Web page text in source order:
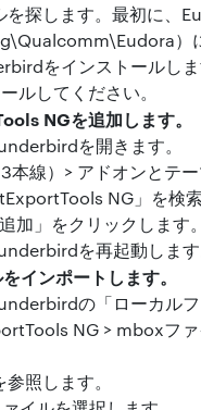
探します。最初に、
）
をインストールし
ルしてください。
NGを追加します。
を開きます。
線）> アドオンとテー
NG」を検索
」をクリックします。
を再起動します
インポートします。
の「ローカルフ
NG > mboxファ
照します。